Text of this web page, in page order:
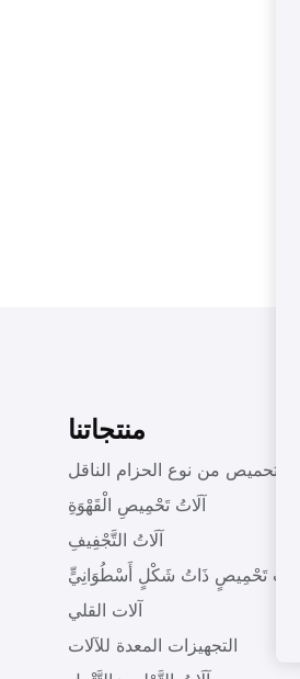
منتجاتنا
تحميص من نوع الحزام الناقل
آلَاتُ تَحْمِيصِ الْقَهْوَةِ
آلَاتُ التَّجْفِيفِ
آلَاتُ تَحْمِيصٍ ذَاتُ شَكْلٍ أَسْطُوَانِيٍّ
آلات القلي
التجهيزات المعدة للآلات